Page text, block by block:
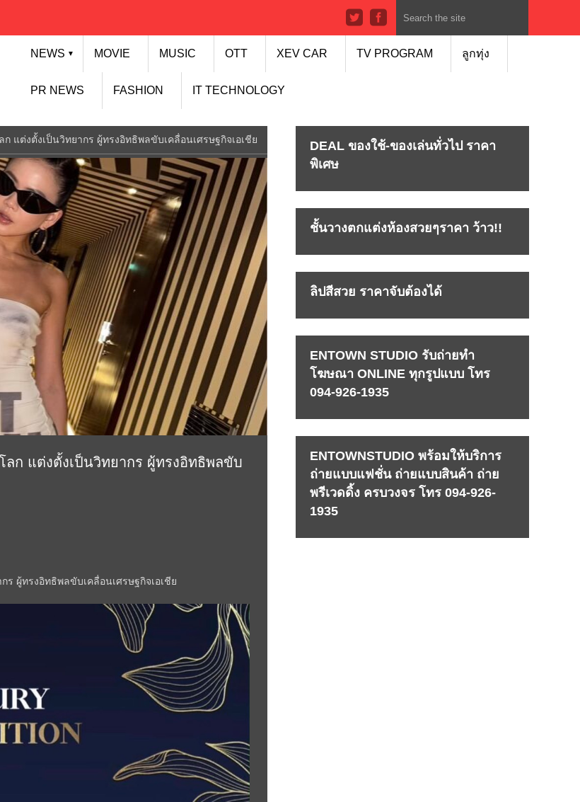
NEWS ▼ MOVIE MUSIC OTT XEV CAR TV PROGRAM ลูกทุ่ง
PR NEWS FASHION IT TECHNOLOGY
แต่งตั้งเป็นวิทยากร ผู้ทรงอิทธิพลขับเคลื่อนเศรษฐกิจเอเชีย
ก แต่งตั้งเป็นวิทยากร ผู้ทรงอิทธิพลขับ
ผู้ทรงอิทธิพลขับเคลื่อนเศรษฐกิจเอเชีย
DEAL ของใช้-ของเล่นทั่วไป ราคา
พิเศษ
ชั้นวางตกแต่งห้องสวยๆราคา ว้าว!!
ลิปสีสวย ราคาจับต้องได้
ENTOWN STUDIO รับถ่ายทำ
โฆษณา ONLINE ทุกรูปแบบ โทร
094-926-1935
ENTOWNSTUDIO พร้อมให้บริการ
ถ่ายแบบแฟชั่น ถ่ายแบบสินค้า ถ่าย
พรีเวดดิ้ง ครบวงจร โทร 094-926-
1935